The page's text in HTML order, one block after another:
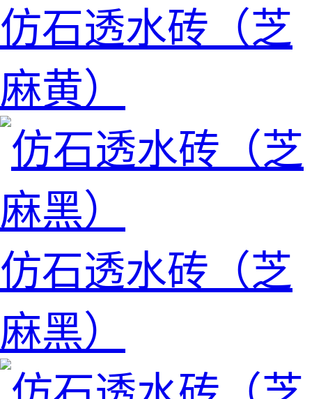
仿石透水砖（芝
麻黄）
仿石透水砖（芝
麻黑）